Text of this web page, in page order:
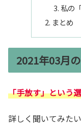
私の
まとめ
2021年03月
「手放す」という
詳しく聞いてみた